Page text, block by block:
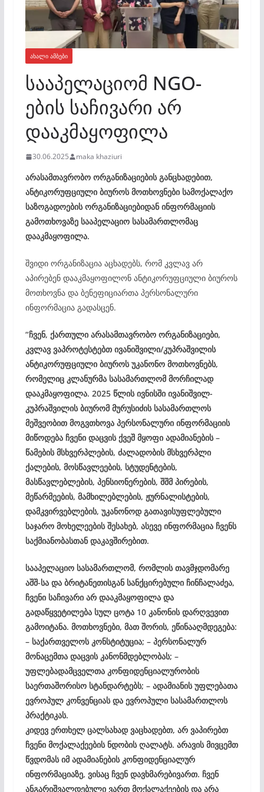
ᲐᲮᲐᲚᲘ ᲐᲛᲑᲔᲑᲘ
სააპელაციომ NGO-
ების საჩივარი არ
დააკმაყოფილა
30.06.2025 maka khaziuri
არასამთავრობო ორგანიზაციების განცხადებით,
ანტიკორუფციული ბიუროს მოთხოვნები სამოქალაქო
საზოგადოების ორგანიზაციებიდან ინფორმაციის
გამოთხოვაზე სააპელაციო სასამართლომაც
დააკმაყოფილა.
შვიდი ორგანიზაცია აცხადებს, რომ კვლავ არ
აპირებენ დააკმაყოფილონ ანტიკორუფციული ბიუროს
მოთხოვნა და ბენეფიციართა პერსონალური
ინფორმაცია გადასცენ.
“ჩვენ, ქართული არასამთავრობო ორგანიზაციები,
კვლავ ვაპროტესტებთ ივანიშვილი/კუპრაშვილის
ანტიკორუფციული ბიუროს უკანონო მოთხოვნებს,
რომელიც კლანურმა სასამართლომ მორჩილად
დააკმაყოფილა. 2025 წლის ივნისში ივანიშვილ-
კუპრაშვილის ბიურომ მურუსიძის სასამართლოს
მეშვეობით მოგვთხოვა პერსონალური ინფორმაციის
მიწოდება ჩვენი დაცვის ქვეშ მყოფი ადამიანების –
წამების მსხვერპლების, ძალადობის მსხვერპლი
ქალების, მოსწავლეების, სტუდენტების,
მასწავლებლების, პენსიონერების, შშმ პირების,
მეწარმეების, მამხილებლების, ჟურნალისტების,
დამკვირვებლების, უკანონოდ გათავისუფლებული
საჯარო მოხელეების შესახებ, ასევე ინფორმაცია ჩვენს
საქმიანობასთან დაკავშირებით.
სააპელაციო სასამართლომ, რომლის თავმჯდომარე
აშშ-სა და ბრიტანეთისგან სანქცირებული ჩინჩალაძეა,
ჩვენი საჩივარი არ დააკმაყოფილა და
გადაწყვეტილება სულ ცოტა 10 კანონის დარღვევით
გამოიტანა. მოთხოვნები, მათ შორის, ეწინააღმდეგება:
– საქართველოს კონსტიტუცია; – პერსონალურ
მონაცემთა დაცვის კანონმდებლობას; –
უფლებადამცველთა კონფიდენციალურობის
საერთაშორისო სტანდარტებს; – ადამიანის უფლებათა
ევროპულ კონვენციას და ევროპული სასამართლოს
პრაქტიკას.
კიდევ ერთხელ ცალსახად ვაცხადებთ, არ ვაპირებთ
ჩვენი მოქალაქეების ნდობის ღალატს. არავის მივცემთ
წვდომას იმ ადამიანების კონფიდენციალურ
ინფორმაციაზე, ვისაც ჩვენ დავხმარებივართ. ჩვენ
ანგარიშვალდებული ვართ მოქალაქეების და არა